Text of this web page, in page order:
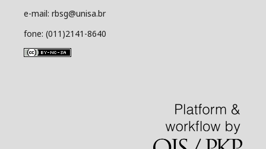
e-mail: rbsg@unisa.br
fone: (011)2141-8640